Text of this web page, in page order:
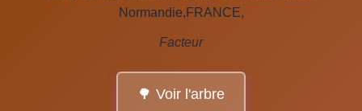
Normandie,FRANCE,
Facteur
🌳 Voir l'arbre